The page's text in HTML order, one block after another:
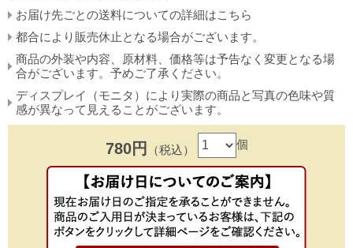
お届け先ごとの送料についての詳細はこちら
都合により販売休止となる場合がございます。
商品の外装や内容、原材料、価格等は予告なく変更となる場
合がございます。予めご了承ください。
ディスプレイ（モニタ）により実際の商品と写真の色味や質
感が異なって見えることがございます。
780円 （税込） 個